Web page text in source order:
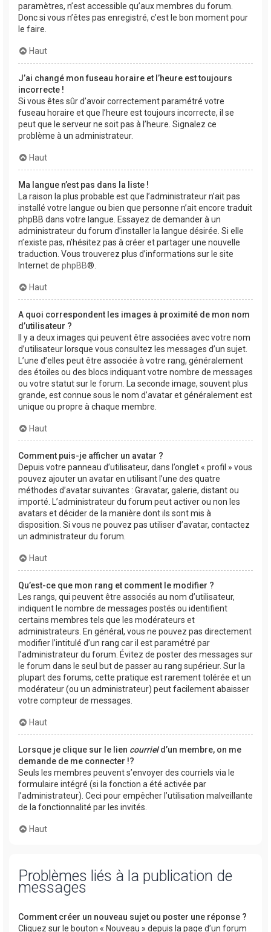
paramètres, n’est accessible qu’aux membres du forum.
Donc si vous n’êtes pas enregistré, c’est le bon moment pour
le faire.
Haut
J’ai changé mon fuseau horaire et l’heure est toujours
incorrecte !
Si vous êtes sûr d’avoir correctement paramétré votre
fuseau horaire et que l’heure est toujours incorrecte, il se
peut que le serveur ne soit pas à l’heure. Signalez ce
problème à un administrateur.
Haut
Ma langue n’est pas dans la liste !
La raison la plus probable est que l’administrateur n’ait pas
installé votre langue ou bien que personne n’ait encore traduit
phpBB dans votre langue. Essayez de demander à un
administrateur du forum d’installer la langue désirée. Si elle
n’existe pas, n’hésitez pas à créer et partager une nouvelle
traduction. Vous trouverez plus d’informations sur le site
Internet de phpBB®.
Haut
A quoi correspondent les images à proximité de mon nom
d’utilisateur ?
Il y a deux images qui peuvent être associées avec votre nom
d’utilisateur lorsque vous consultez les messages d’un sujet.
L’une d’elles peut être associée à votre rang, généralement
des étoiles ou des blocs indiquant votre nombre de messages
ou votre statut sur le forum. La seconde image, souvent plus
grande, est connue sous le nom d’avatar et généralement est
unique ou propre à chaque membre.
Haut
Comment puis-je afficher un avatar ?
Depuis votre panneau d’utilisateur, dans l’onglet « profil » vous
pouvez ajouter un avatar en utilisant l’une des quatre
méthodes d’avatar suivantes : Gravatar, galerie, distant ou
importé. L’administrateur du forum peut activer ou non les
avatars et décider de la manière dont ils sont mis à
disposition. Si vous ne pouvez pas utiliser d’avatar, contactez
un administrateur du forum.
Haut
Qu’est-ce que mon rang et comment le modifier ?
Les rangs, qui peuvent être associés au nom d’utilisateur,
indiquent le nombre de messages postés ou identifient
certains membres tels que les modérateurs et
administrateurs. En général, vous ne pouvez pas directement
modifier l’intitulé d’un rang car il est paramétré par
l’administrateur du forum. Évitez de poster des messages sur
le forum dans le seul but de passer au rang supérieur. Sur la
plupart des forums, cette pratique est rarement tolérée et un
modérateur (ou un administrateur) peut facilement abaisser
votre compteur de messages.
Haut
Lorsque je clique sur le lien courrield’un membre, on me
demande de me connecter !?
Seuls les membres peuvent s’envoyer des courriels via le
formulaire intégré (si la fonction a été activée par
l’administrateur). Ceci pour empêcher l’utilisation malveillante
de la fonctionnalité par les invités.
Haut
Problèmes liés à la publication de
messages
Comment créer un nouveau sujet ou poster une réponse ?
Cliquez sur le bouton « Nouveau » depuis la page d’un forum